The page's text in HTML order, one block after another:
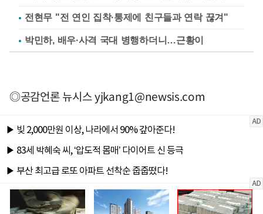
전현무 "전 연인 집착·통제에 친구들과 연락 끊겨"
박민하, 배우·사격 국대 병행하더니…근황이
◎공감언론 뉴시스yjkang1@newsis.com